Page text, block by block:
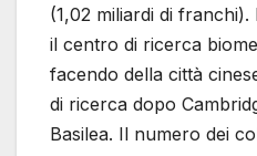
(1,02 miliardi di franchi).
il centro di ricerca
facendo della città
di ricerca dopo
Basilea. Il numero dei